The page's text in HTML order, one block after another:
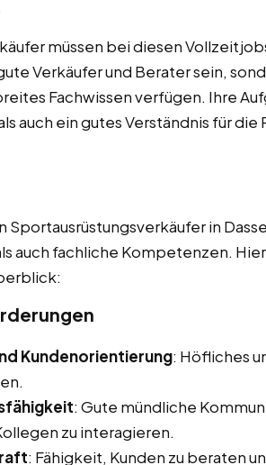
müssen bei diesen
Verkäufer und Berater sein,
Fachwissen verfügen. Ihre
auch ein gutes Verständnis für
Sportausrüstungsverkäufer in
auch fachliche Kompetenzen.
Kundenorientierung: Höfliches
: Gute mündliche
zu interagieren.
: Fähigkeit, Kunden zu beraten